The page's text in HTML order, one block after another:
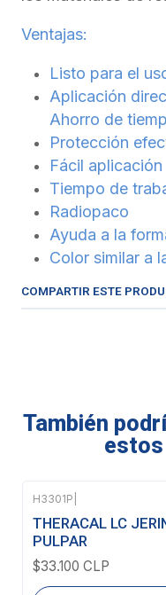
Ventajas:
Listo para el
Aplicación
Ahorro de
Protección
Fácil aplicación
Tiempo de
Radiopaco
Ayuda a la
Color similar a
COMPARTIR ESTE
También
Agotado
H3301P
THERACAL LC
PULPAR
$33.100 CLP